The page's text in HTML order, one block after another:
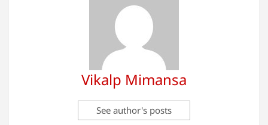
Vikalp Mimansa
See author's posts